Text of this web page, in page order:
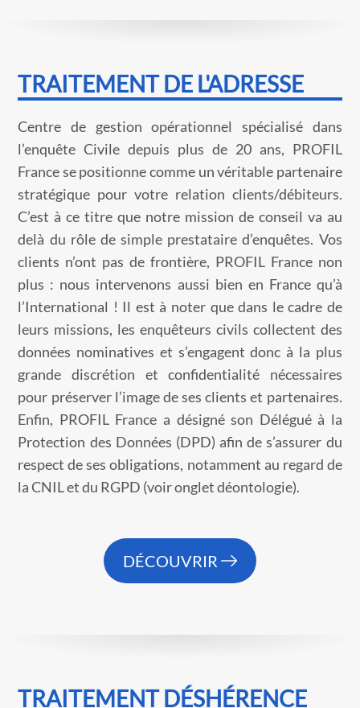
TRAITEMENT DE L'ADRESSE
Centre de gestion opérationnel spécialisé dans
l’enquête Civile depuis plus de 20 ans, PROFIL
France se positionne comme un véritable partenaire
stratégique pour votre relation clients/débiteurs.
C’est à ce titre que notre mission de conseil va au
delà du rôle de simple prestataire d’enquêtes. Vos
clients n’ont pas de frontière, PROFIL France non
plus : nous intervenons aussi bien en France qu’à
l’International ! Il est à noter que dans le cadre de
leurs missions, les enquêteurs civils collectent des
données nominatives et s’engagent donc à la plus
grande discrétion et confidentialité nécessaires
pour préserver l’image de ses clients et partenaires.
Enfin, PROFIL France a désigné son Délégué à la
Protection des Données (DPD) afin de s’assurer du
respect de ses obligations, notamment au regard de
la CNIL et du RGPD (voir onglet déontologie).
DÉCOUVRIR
TRAITEMENT DÉSHÉRENCE